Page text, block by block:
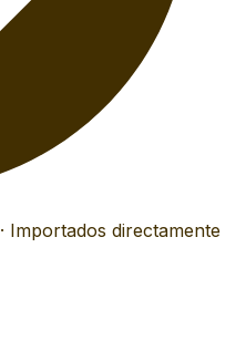
· Importados directamente